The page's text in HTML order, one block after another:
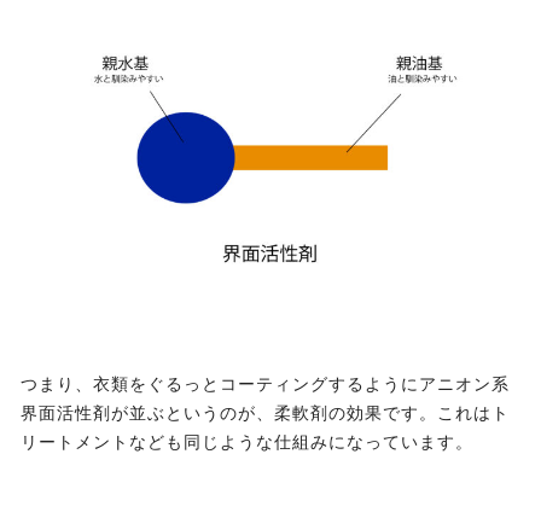
つまり、衣類をぐるっとコーティングするようにアニオン系
界面活性剤が並ぶというのが、柔軟剤の効果です。これはト
リートメントなども同じような仕組みになっています。